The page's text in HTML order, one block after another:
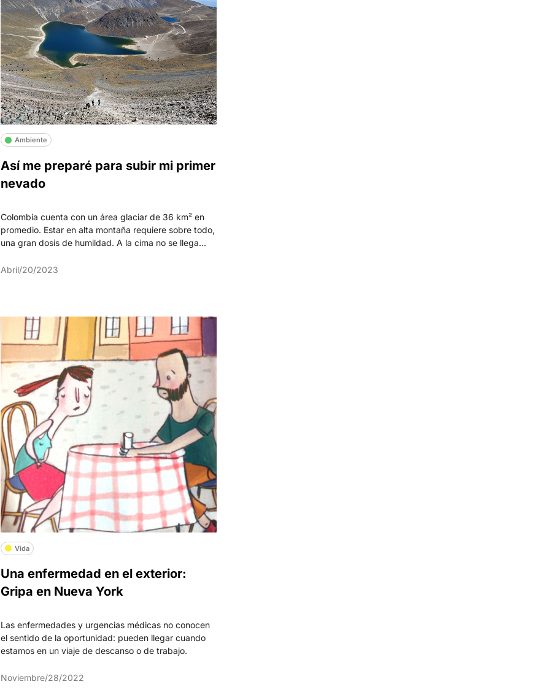
Ambiente
Así me preparé para subir mi primer
nevado
Colombia cuenta con un área glaciar de 36 km² en
promedio. Estar en alta montaña requiere sobre todo,
una gran dosis de humildad. A la cima no se llega...
Abril/20/2023
Vida
Una enfermedad en el exterior:
Gripa en Nueva York
Las enfermedades y urgencias médicas no conocen
el sentido de la oportunidad: pueden llegar cuando
estamos en un viaje de descanso o de trabajo.
Noviembre/28/2022